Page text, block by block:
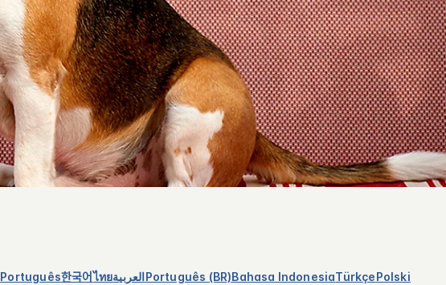
Português한국어ไทยالعربيةPortuguês (BR)Bahasa IndonesiaTürkçePolski